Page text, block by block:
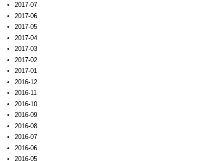
2017-07
2017-06
2017-05
2017-04
2017-03
2017-02
2017-01
2016-12
2016-11
2016-10
2016-09
2016-08
2016-07
2016-06
2016-05